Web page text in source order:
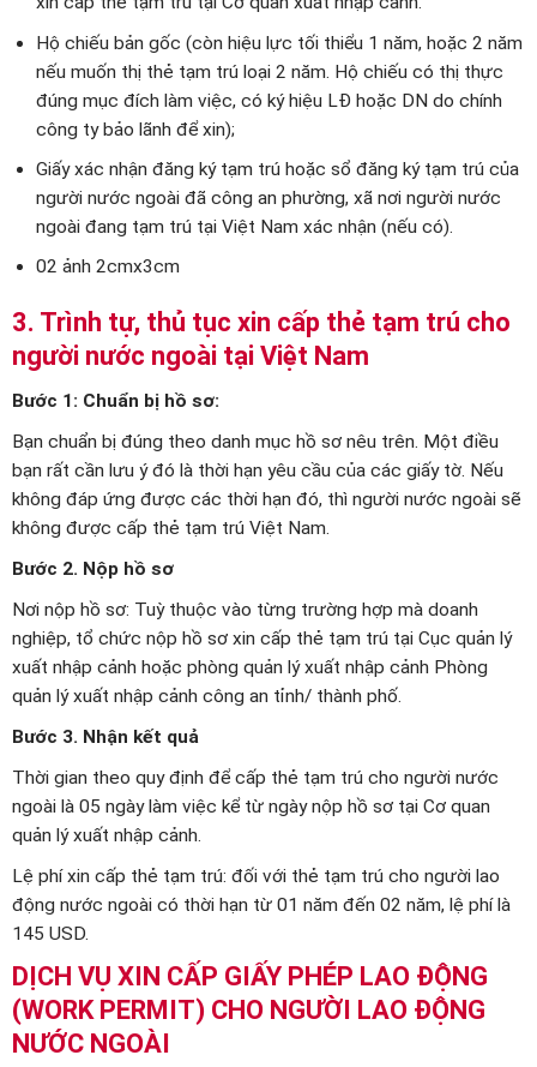
Hộ chiếu bản gốc (còn hiệu lực tối thiểu 1 năm, hoặc 2 năm
nếu muốn thị thẻ tạm trú loại 2 năm. Hộ chiếu có thị thực
đúng mục đích làm việc, có ký hiệu LĐ hoặc DN do chính
công ty bảo lãnh để xin);
Giấy xác nhận đăng ký tạm trú hoặc sổ đăng ký tạm trú của
người nước ngoài đã công an phường, xã nơi người nước
ngoài đang tạm trú tại Việt Nam xác nhận (nếu có).
02 ảnh 2cmx3cm
3. Trình tự, thủ tục xin cấp thẻ tạm trú cho
người nước ngoài tại Việt Nam
Bước 1: Chuẩn bị hồ sơ:
Bạn chuẩn bị đúng theo danh mục hồ sơ nêu trên. Một điều
bạn rất cần lưu ý đó là thời hạn yêu cầu của các giấy tờ. Nếu
không đáp ứng được các thời hạn đó, thì người nước ngoài sẽ
không được cấp thẻ tạm trú Việt Nam.
Bước 2. Nộp hồ sơ
Nơi nộp hồ sơ: Tuỳ thuộc vào từng trường hợp mà doanh
nghiệp, tổ chức nộp hồ sơ xin cấp thẻ tạm trú tại Cục quản lý
xuất nhập cảnh hoặc phòng quản lý xuất nhập cảnh Phòng
quản lý xuất nhập cảnh công an tỉnh/ thành phố.
Bước 3. Nhận kết quả
Thời gian theo quy định để cấp thẻ tạm trú cho người nước
ngoài là 05 ngày làm việc kể từ ngày nộp hồ sơ tại Cơ quan
quản lý xuất nhập cảnh.
Lệ phí xin cấp thẻ tạm trú: đối với thẻ tạm trú cho người lao
động nước ngoài có thời hạn từ 01 năm đến 02 năm, lệ phí là
145 USD.
DỊCH VỤ XIN CẤP GIẤY PHÉP LAO ĐỘNG
(WORK PERMIT) CHO NGƯỜI LAO ĐỘNG
NƯỚC NGOÀI